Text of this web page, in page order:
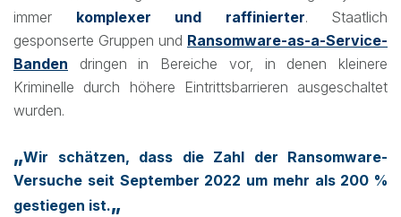
immer komplexer und raffinierter. Staatlich
gesponserte Gruppen und Ransomware-as-a-Service-
Banden dringen in Bereiche vor, in denen kleinere
Kriminelle durch höhere Eintrittsbarrieren ausgeschaltet
wurden.
„Wir schätzen, dass die Zahl der Ransomware-
Versuche seit September 2022 um mehr als 200 %
gestiegen ist.„